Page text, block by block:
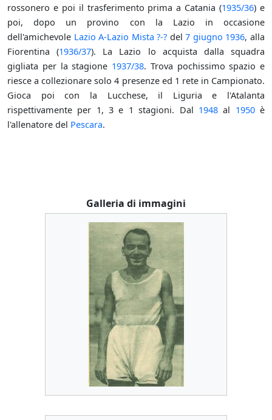
rossonero e poi il trasferimento prima a Catania (1935/36) e
poi, dopo un provino con la Lazio in occasione
dell'amichevole Lazio A-Lazio Mista ?-? del7 giugno 1936, alla
Fiorentina (1936/37). La Lazio lo acquista dalla squadra
gigliata per la stagione 1937/38. Trova pochissimo spazio e
riesce a collezionare solo 4 presenze ed 1 rete in Campionato.
Gioca poi con la Lucchese, il Liguria e l'Atalanta
rispettivamente per 1, 3 e 1 stagioni. Dal 1948al 1950è
l'allenatore del Pescara.
Galleria di immagini